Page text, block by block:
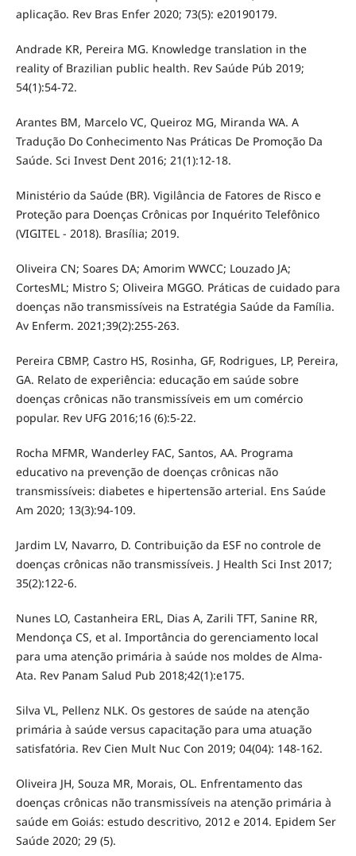
aplicação. Rev Bras Enfer 2020; 73(5): e20190179.
Andrade KR, Pereira MG. Knowledge translation in the
reality of Brazilian public health. Rev Saúde Púb 2019;
54(1):54-72.
Arantes BM, Marcelo VC, Queiroz MG, Miranda WA. A
Tradução Do Conhecimento Nas Práticas De Promoção Da
Saúde. Sci Invest Dent 2016; 21(1):12-18.
Ministério da Saúde (BR). Vigilância de Fatores de Risco e
Proteção para Doenças Crônicas por Inquérito Telefônico
(VIGITEL - 2018). Brasília; 2019.
Oliveira CN; Soares DA; Amorim WWCC; Louzado JA;
CortesML; Mistro S; Oliveira MGGO. Práticas de cuidado para
doenças não transmissíveis na Estratégia Saúde da Família.
Av Enferm. 2021;39(2):255-263.
Pereira CBMP, Castro HS, Rosinha, GF, Rodrigues, LP, Pereira,
GA. Relato de experiência: educação em saúde sobre
doenças crônicas não transmissíveis em um comércio
popular. Rev UFG 2016;16 (6):5-22.
Rocha MFMR, Wanderley FAC, Santos, AA. Programa
educativo na prevenção de doenças crônicas não
transmissíveis: diabetes e hipertensão arterial. Ens Saúde
Am 2020; 13(3):94-109.
Jardim LV, Navarro, D. Contribuição da ESF no controle de
doenças crônicas não transmissíveis. J Health Sci Inst 2017;
35(2):122-6.
Nunes LO, Castanheira ERL, Dias A, Zarili TFT, Sanine RR,
Mendonça CS, et al. Importância do gerenciamento local
para uma atenção primária à saúde nos moldes de Alma-
Ata. Rev Panam Salud Pub 2018;42(1):e175.
Silva VL, Pellenz NLK. Os gestores de saúde na atenção
primária à saúde versus capacitação para uma atuação
satisfatória. Rev Cien Mult Nuc Con 2019; 04(04): 148-162.
Oliveira JH, Souza MR, Morais, OL. Enfrentamento das
doenças crônicas não transmissíveis na atenção primária à
saúde em Goiás: estudo descritivo, 2012 e 2014. Epidem Ser
Saúde 2020; 29 (5).